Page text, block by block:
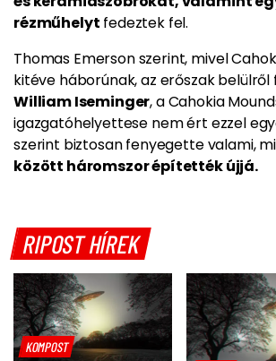
rézműhelyt fedeztek fel.
Thomas Emerson szerint, mivel
kitéve háborúnak, az erőszak belülről
William Iseminger, a Cahokia
igazgatóhelyettese nem ért ezzel
szerint biztosan fenyegette valami,
között háromszor építették újjá.
RIPOST HÍREK
KOMPOST